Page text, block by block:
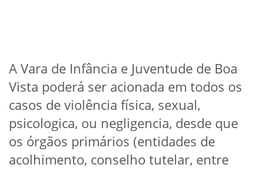
A Vara de Infância e Juventude de Boa
Vista poderá ser acionada em todos os
casos de violência física, sexual,
psicologica, ou negligencia, desde que
os órgãos primários (entidades de
acolhimento, conselho tutelar, entre